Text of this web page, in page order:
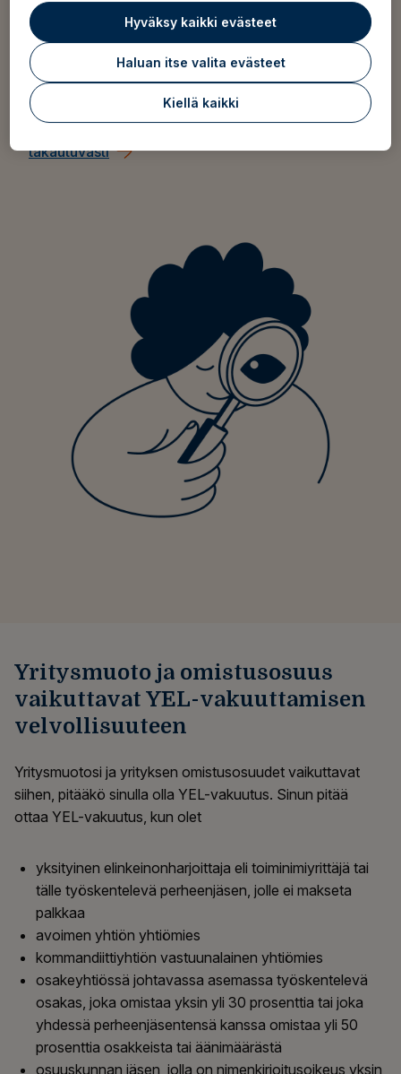
myös hyvä huomioida, että takautuvasti otetun
YEL‑vakuutuksen maksut tulevat maksettavaksi
kerralla. Siksi suosittelemme, että otat vakuutuksen
voimaan heti, kun vakuuttamisvelvollisuus alkaa.
Lue lisää YEL-vakuutuksen ottamisesta
takautuvasti
Yritysmuoto ja omistusosuus
vaikuttavat YEL-vakuuttamisen
velvollisuuteen
Yritysmuotosi ja yrityksen omistusosuudet vaikuttavat
siihen, pitääkö sinulla olla YEL-vakuutus. Sinun pitää
ottaa YEL-vakuutus, kun olet
yksityinen elinkeinonharjoittaja eli toiminimiyrittäjä tai
tälle työskentelevä perheenjäsen, jolle ei makseta
palkkaa
avoimen yhtiön yhtiömies
kommandiittiyhtiön vastuunalainen yhtiömies
osakeyhtiössä johtavassa asemassa työskentelevä
osakas, joka omistaa yksin yli 30 prosenttia tai joka
yhdessä perheenjäsentensä kanssa omistaa yli 50
prosenttia osakkeista tai äänimäärästä
osuuskunnan jäsen, jolla on nimenkirjoitusoikeus yksin
Hyväksy kaikki evästeet
Haluan itse valita evästeet
Kiellä kaikki